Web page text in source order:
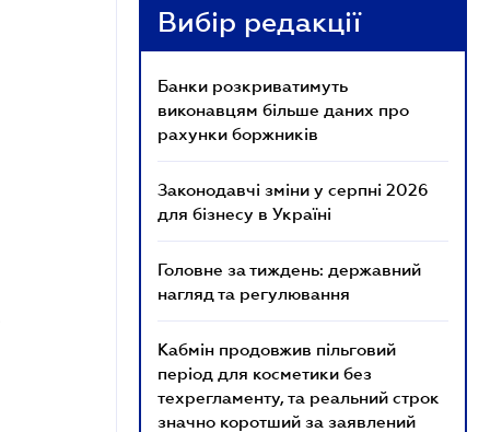
Вибір редакції
Банки розкриватимуть
виконавцям більше даних про
рахунки боржників
Законодавчі зміни у серпні 2026
для бізнесу в Україні
Головне за тиждень: державний
нагляд та регулювання
Кабмін продовжив пільговий
період для косметики без
техрегламенту, та реальний строк
значно коротший за заявлений